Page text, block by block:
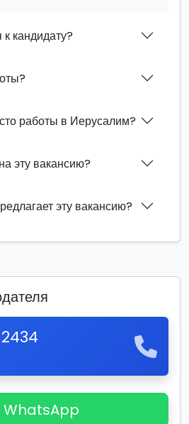
кандидату?
работы в Иерусалим?
эту вакансию?
эту вакансию?
WhatsApp